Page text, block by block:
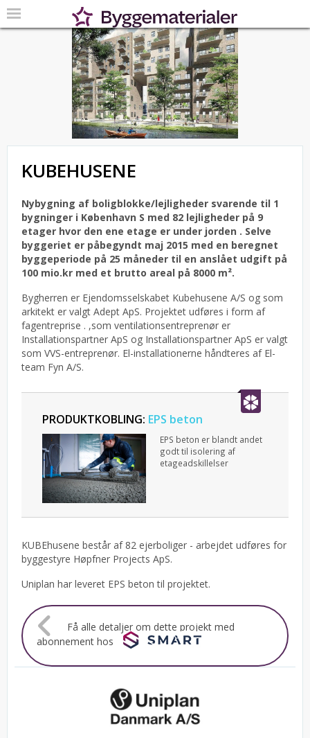
KUBEHUSENE
Nybygning af boligblokke/lejligheder svarende til 1
bygninger i København S med 82 lejligheder på 9
etager hvor den ene etage er under jorden . Selve
byggeriet er påbegyndt maj 2015 med en beregnet
byggeperiode på 25 måneder til en anslået udgift på
100 mio.kr med et brutto areal på 8000 m².
Bygherren er Ejendomsselskabet Kubehusene A/S og som
arkitekt er valgt Adept ApS. Projektet udføres i form af
fagentreprise . ,som ventilationsentreprenør er
Installationspartner ApS og Installationspartner ApS er valgt
som VVS-entreprenør. El-installationerne håndteres af El-
team Fyn A/S.
PRODUKTKOBLING: EPS beton
EPS beton er blandt andet
godt til isolering af
etageadskillelser
KUBEhusene består af 82 ejerboliger - arbejdet udføres for
byggestyre Høpfner Projects ApS.
Uniplan har leveret EPS beton til projektet.
Få alle detaljer om dette projekt med
abonnement hos